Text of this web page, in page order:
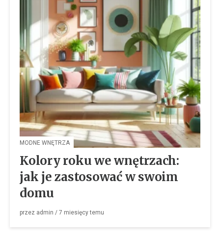
MODNE WNĘTRZA
Kolory roku we wnętrzach:
jak je zastosować w swoim
domu
przez admin / 7 miesięcytemu